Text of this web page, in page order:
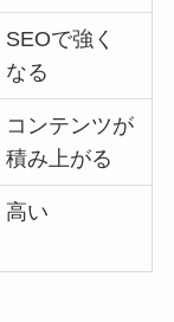
SEOで強く
なる
コンテンツが
積み上がる
高い